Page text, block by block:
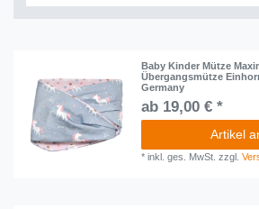
Baby Kinder Mütze
Übergangsmütze
Germany
ab 19,00 € *
Artikel
*inkl. ges. MwSt. zzgl.